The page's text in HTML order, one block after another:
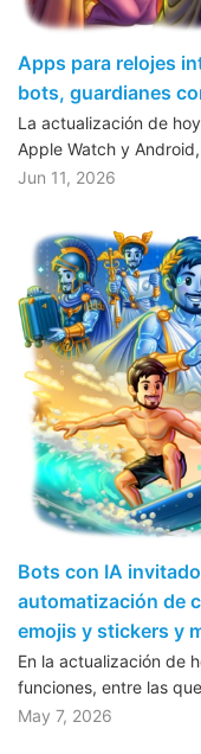
Apps para relojes
bots, guardianes
La actualización de
Apple Watch y
Jun 11, 2026
Bots con IA
automatización de
emojis y stickers y
En la actualización de
funciones, entre las
May 7, 2026